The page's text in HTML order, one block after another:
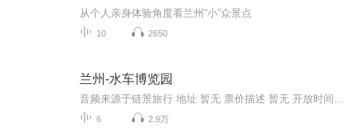
从个人亲身体验角度看兰州“小”众景点
10 2650
兰州-水车博览园
6 2.9万